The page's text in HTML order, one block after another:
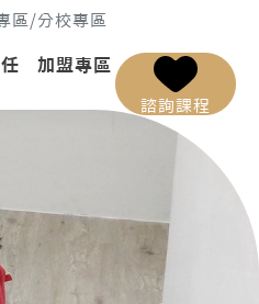
區 /分校專區
加盟專區
諮詢課程